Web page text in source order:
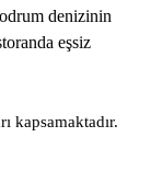
denizinin
eşsiz
kapsamaktadır.